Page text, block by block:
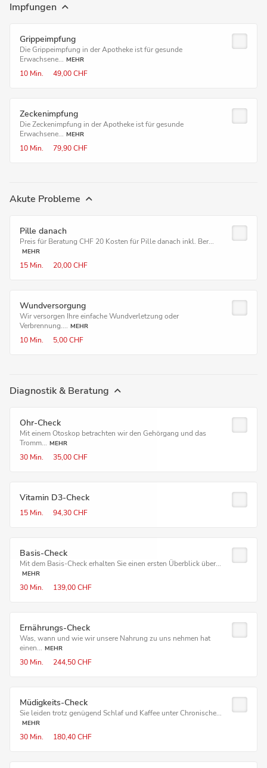
Impfungen
Grippeimpfung
Die Grippeimpfung in der Apotheke ist für gesunde
Erwachsene... MEHR
10 Min. 49,00 CHF
Zeckenimpfung
Die Zeckenimpfung in der Apotheke ist für gesunde
Erwachsene... MEHR
10 Min. 79,90 CHF
Akute Probleme
Pille danach
Preis für Beratung CHF 20 Kosten für Pille danach inkl. Ber...
MEHR
15 Min. 20,00 CHF
Wundver­sorgung
Wir versorgen Ihre einfache Wundverletzung oder
Verbrennung.... MEHR
10 Min. 5,00 CHF
Diagnostik & Beratung
Ohr-Check
Mit einem Otoskop betrachten wir den Gehörgang und das
Tromm... MEHR
30 Min. 35,00 CHF
Vitamin D3-Check
15 Min. 94,30 CHF
Basis-Check
Mit dem Basis-Check erhalten Sie einen ersten Überblick über...
MEHR
30 Min. 139,00 CHF
Ernährungs-Check
Was, wann und wie wir unsere Nahrung zu uns nehmen hat
einen... MEHR
30 Min. 244,50 CHF
Müdigkeits-Check
Sie leiden trotz genügend Schlaf und Kaffee unter Chronische...
MEHR
30 Min. 180,40 CHF